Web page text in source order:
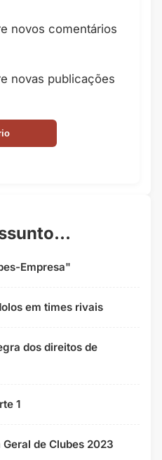
novos comentários
novas publicações
Empresa"
em times rivais
dos direitos de
1
de Clubes 2023